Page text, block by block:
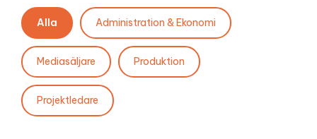
Alla Administration & Ekonomi
Mediasäljare Produktion
Projektledare